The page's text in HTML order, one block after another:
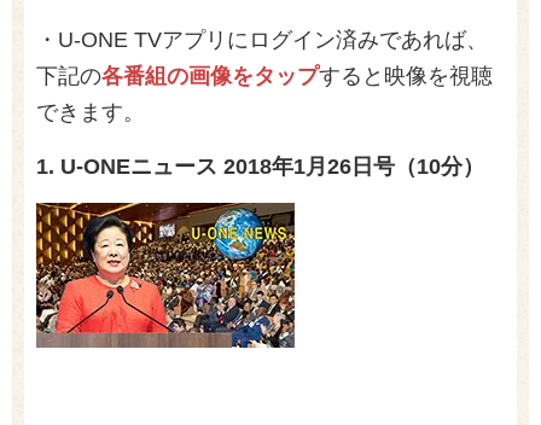
・U-ONE TVアプリに ログイン済みであれば、
下記の各番組の画像をタップすると映像を視聴
できます。
1. U-ONEニュース 2018年1月 26 日号（10分）